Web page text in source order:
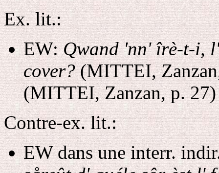
Ex. lit.:
EW:Qwand 'nn' îrè-t-i,
cover?(MITTEI,
(MITTEI, Zanzan, p. 27)
Contre-ex. lit.:
EW dans une interr.